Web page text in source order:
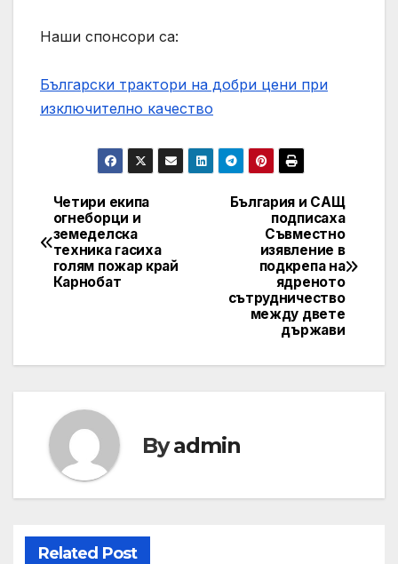
Наши спонсори са:
Български трактори на добри цени при
изключително качество
Навигация
България и САЩ
подписаха
Съвместно
изявление в
подкрепа на
ядреното
сътрудничество
между двете
държави
Четири екипа
огнеборци и
земеделска
техника гасиха
голям пожар край
Карнобат
Byadmin
Related Post